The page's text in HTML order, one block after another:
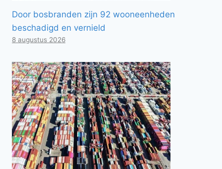
Door bosbranden zijn 92 wooneenheden
beschadigd en vernield
8 augustus 2026